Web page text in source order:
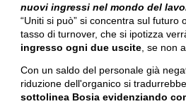
nuovi ingressi nel mondo del
“Uniti si può” si concentra sul
tasso di turnover, che si ipotizza
ingresso ogni due uscite , se non
Con un saldo del personale già
riduzione dell'organico si
sottolinea Bosia evidenziando